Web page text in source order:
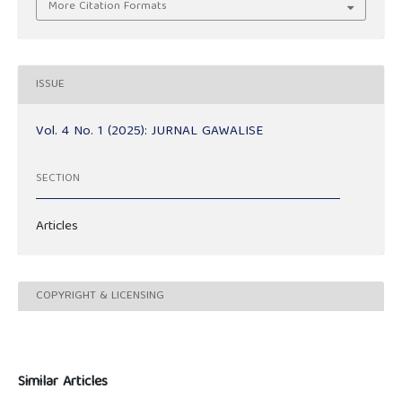
More Citation Formats
ISSUE
Vol. 4 No. 1 (2025): JURNAL GAWALISE
SECTION
Articles
COPYRIGHT & LICENSING
Similar Articles